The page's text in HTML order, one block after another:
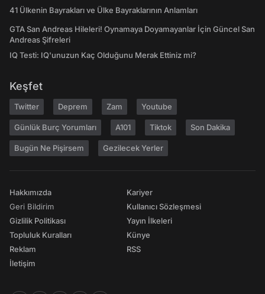
41 Ülkenin Bayrakları ve Ülke Bayraklarının Anlamları
GTA San Andreas Hileleri! Oynamaya Doyamayanlar İçin Güncel San
Andreas Şifreleri
IQ Testi: IQ'unuzun Kaç Olduğunu Merak Ettiniz mi?
Keşfet
Twitter Deprem Zam Youtube
Günlük Burç Yorumları A101 Tiktok Son Dakika
Bugün Ne Pişirsem Gezilecek Yerler
Hakkımızda
Geri Bildirim
Gizlilik Politikası
Topluluk Kuralları
Reklam
İletişim
Kariyer
Kullanıcı Sözleşmesi
Yayın İlkeleri
Künye
RSS